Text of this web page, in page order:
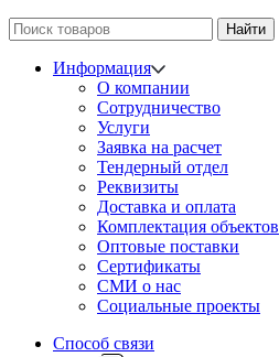
Найти
Информация
О компании
Сотрудничество
Услуги
Заявка на расчет
Тендерный отдел
Реквизиты
Доставка и оплата
Комплектация объектов
Оптовые поставки
Сертификаты
СМИ о нас
Социальные проекты
Способ связи